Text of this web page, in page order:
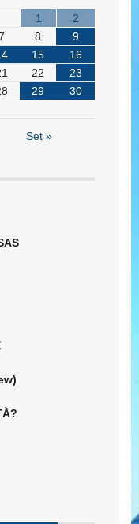
1
2
8
9
15
16
22
23
29
30
Set »